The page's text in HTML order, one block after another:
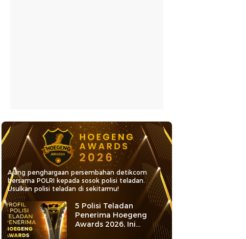
Ajang penghargaan persembahan detikcom
bersama POLRI kepada sosok polisi teladan.
Usulkan polisi teladan di sekitarmu!
5 Polisi Teladan
Penerima Hoegeng
Awards 2026, Ini
Kategori dan Kiprahnya